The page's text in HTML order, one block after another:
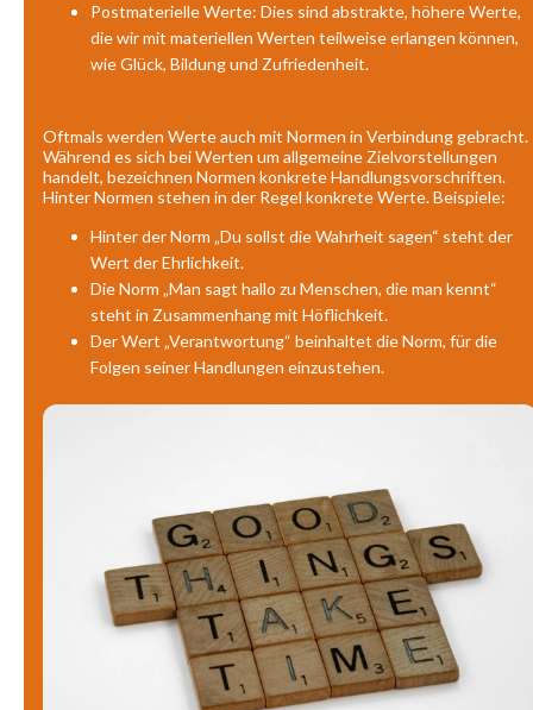
Postmaterielle Werte: Dies sind abstrakte, höhere Werte,
die wir mit materiellen Werten teilweise erlangen können,
wie Glück, Bildung und Zufriedenheit.
Oftmals werden Werte auch mit Normen in Verbindung gebracht.
Während es sich bei Werten um allgemeine Zielvorstellungen
handelt, bezeichnen Normen konkrete Handlungsvorschriften.
Hinter Normen stehen in der Regel konkrete Werte. Beispiele:
Hinter der Norm „Du sollst die Wahrheit sagen“ steht der
Wert der Ehrlichkeit.
Die Norm „Man sagt hallo zu Menschen, die man kennt“
steht in Zusammenhang mit Höflichkeit.
Der Wert „Verantwortung“ beinhaltet die Norm, für die
Folgen seiner Handlungen einzustehen.